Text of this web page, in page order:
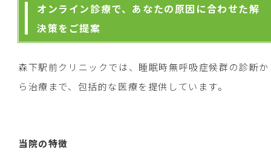
オンライン診療で、あなたの原因に合わせた解
決策をご提案
森下駅前クリニックでは、睡眠時無呼吸症候群の診断か
ら治療まで、包括的な医療を提供しています。
当院の特徴